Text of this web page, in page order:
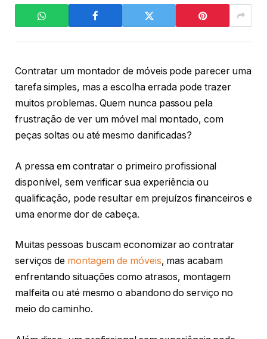
Contratar um montador de móveis pode parecer uma
tarefa simples, mas a escolha errada pode trazer
muitos problemas. Quem nunca passou pela
frustração de ver um móvel mal montado, com
peças soltas ou até mesmo danificadas?
A pressa em contratar o primeiro profissional
disponível, sem verificar sua experiência ou
qualificação, pode resultar em prejuízos financeiros e
uma enorme dor de cabeça.
Muitas pessoas buscam economizar ao contratar
serviços de montagem de móveis, mas acabam
enfrentando situações como atrasos, montagem
malfeita ou até mesmo o abandono do serviço no
meio do caminho.